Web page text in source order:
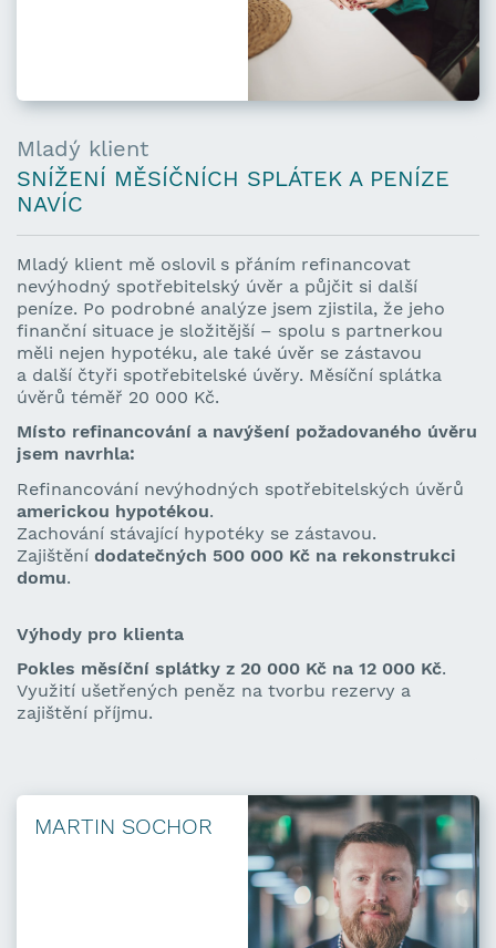
Mladý klient
SNÍŽENÍ MĚSÍČNÍCH SPLÁTEK A PENÍZE
NAVÍC
Mladý klient mě oslovil s přáním refinancovat
nevýhodný spotřebitelský úvěr a půjčit si další
peníze. Po podrobné analýze jsem zjistila, že jeho
finanční situace je složitější – spolu s partnerkou
měli nejen hypotéku, ale také úvěr se zástavou
a další čtyři spotřebitelské úvěry. Měsíční splátka
úvěrů téměř 20 000 Kč.
Místo refinancování a navýšení požadovaného úvěru
jsem navrhla:
Refinancování nevýhodných spotřebitelských úvěrů
americkou hypotékou.
Zachování stávající hypotéky se zástavou.
Zajištění dodatečných 500 000 Kč na rekonstrukci
domu.
Výhody pro klienta
Pokles měsíční splátky z 20 000 Kč na 12 000 Kč.
Využití ušetřených peněz na tvorbu rezervy a
zajištění příjmu.
MARTIN SOCHOR